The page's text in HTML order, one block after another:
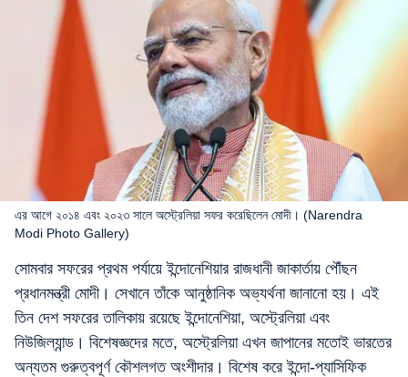
এর আগে ২০১৪ এবং ২০২৩ সালে অস্ট্রেলিয়া সফর করেছিলেন মোদী। (Narendra
Modi Photo Gallery)
সোমবার সফরের প্রথম পর্যায়ে ইন্দোনেশিয়ার রাজধানী জাকার্তায় পৌঁছন
প্রধানমন্ত্রী মোদী। সেখানে তাঁকে আনুষ্ঠানিক অভ্যর্থনা জানানো হয়। এই
তিন দেশ সফরের তালিকায় রয়েছে ইন্দোনেশিয়া, অস্ট্রেলিয়া এবং
নিউজিল্যান্ড। বিশেষজ্ঞদের মতে, অস্ট্রেলিয়া এখন জাপানের মতোই ভারতের
অন্যতম গুরুত্বপূর্ণ কৌশলগত অংশীদার। বিশেষ করে ইন্দো-প্যাসিফিক